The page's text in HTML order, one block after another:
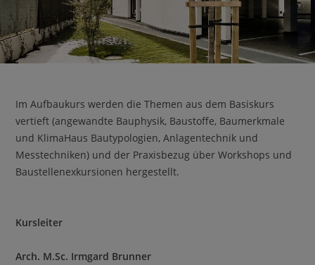
Im Aufbaukurs werden die Themen aus dem Basiskurs
vertieft (angewandte Bauphysik, Baustoffe, Baumerkmale
und KlimaHaus Bautypologien, Anlagentechnik und
Messtechniken) und der Praxisbezug über Workshops und
Baustellenexkursionen hergestellt.
Kursleiter
Arch. M.Sc. Irmgard Brunner